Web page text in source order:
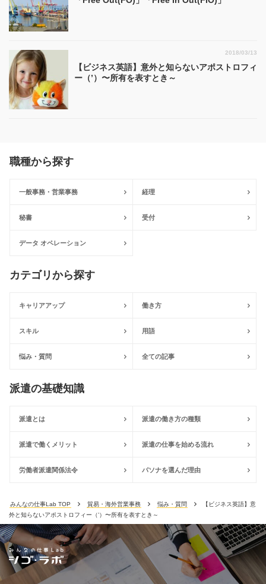
【ビジネス英語】意外と知らないアポストロフィ
ー（’）〜所有を表すとき～
2018/03/13
職種から探す
一般事務・営業事務 経理
秘書 受付
データ オペレーション
カテゴリから探す
キャリアアップ 働き方
スキル 用語
悩み・質問 全ての記事
派遣の基礎知識
派遣とは 派遣の働き方の種類
派遣で働くメリット 派遣の仕事を始める流れ
労働者派遣関係法令 パソナを選んだ理由
みんなの仕事Lab TOP 貿易・海外営業事務 悩み・質問
【ビジネス英語】意
外と知らないアポストロフィー（’）〜所有を表すとき～